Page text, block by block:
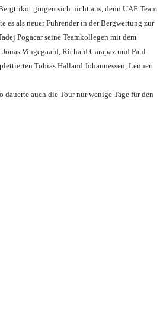
gingen sich nicht aus, denn UAE Team
es als neuer Führender in der Bergwertung zur
Pogacar seine Teamkollegen mit dem
Vingegaard, Richard Carapaz und Paul
Tobias Halland Johannessen, Lennert
auch die Tour nur wenige Tage für den